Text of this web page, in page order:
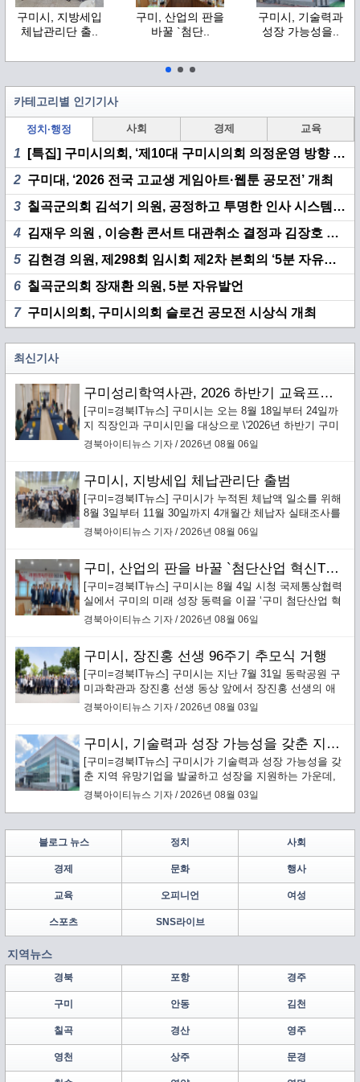
구미시, 지방세입
체납관리단 출..
구미, 산업의 판을
바꿀 `첨단..
구미시, 기술력과
성장 가능성을..
카테고리별 인기기사
정치·행정 사회 경제 교육
1 [특집] 구미시의회, ‘제10대 구미시의회 의정운영 방향 기자 간담회’ 개최
2 구미대, ‘2026 전국 고교생 게임아트·웹툰 공모전’ 개최
3 칠곡군의회 김석기 의원, 공정하고 투명한 인사 시스템 구축 촉구
4 김재우 의원 , 이승환 콘서트 대관취소 결정과 김장호 시장 책임 집중 추궁
5 김현경 의원, 제298회 임시회 제2차 본회의 ‘5분 자유발언’
6 칠곡군의회 장재환 의원, 5분 자유발언
7구미시의회, 구미시의회 슬로건 공모전 시상식 개최
최신기사
구미성리학역사관, 2026 하반기 교육프로그램 수강생 모집
[구미=경북IT뉴스] 구미시는 오는 8월 18일부터 24일까
지 직장인과 구미시민을 대상으로 \'2026년 하반기 구미
성리학역사관 교육프로그램\' 수강생을 선착순 모집한다.
경북아이티뉴스 기자 / 2026년 08월 06일
구미시, 지방세입 체납관리단 출범
[구미=경북IT뉴스] 구미시가 누적된 체납액 일소를 위해
8월 3일부터 11월 30일까지 4개월간 체납자 실태조사를
통한 맞춤형 징수활동을 전개하는 ‘지방세입 체납관리
경북아이티뉴스 기자 / 2026년 08월 06일
구미, 산업의 판을 바꿀 `첨단산업 혁신TF 추진단` 본격 가동
[구미=경북IT뉴스] 구미시는 8월 4일 시청 국제통상협력
실에서 구미의 미래 성장 동력을 이끌 ‘구미 첨단산업 혁
신TF 추진단’(이하 혁신추진단) 킥오프 회의를 개최하고
경북아이티뉴스 기자 / 2026년 08월 06일
구미시, 장진홍 선생 96주기 추모식 거행
[구미=경북IT뉴스] 구미시는 지난 7월 31일 동락공원 구
미과학관과 장진홍 선생 동상 앞에서 장진홍 선생의 애
국정신을 기리는 ‘순국의사 장진홍 선생 96주기 추모
경북아이티뉴스 기자 / 2026년 08월 03일
구미시, 기술력과 성장 가능성을 갖춘 지역 유망기업 발굴·성장 지원
[구미=경북IT뉴스] 구미시가 기술력과 성장 가능성을 갖
춘 지역 유망기업을 발굴하고 성장을 지원하는 가운데,
구미에 본사를 둔 배터리 안전소재 전문기업 ㈜보백씨엔
점을 구축한다.
경북아이티뉴스 기자 / 2026년 08월 03일
블로그 뉴스 정치 사회
경제 문화 행사
교육 오피니언 여성
스포츠 SNS라이브
지역뉴스
경북 포항 경주
구미 안동 김천
칠곡 경산 영주
영천 상주 문경